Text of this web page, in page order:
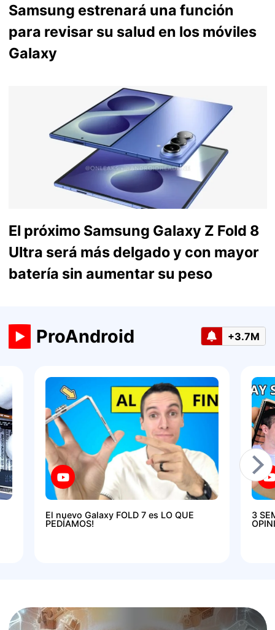
Samsung estrenará una función
para revisar su salud en los móviles
Galaxy
El próximo Samsung Galaxy Z Fold 8
Ultra será más delgado y con mayor
batería sin aumentar su peso
ProAndroid +3.7M
El nuevo Galaxy FOLD 7 es LO QUE
PEDÍAMOS!
3